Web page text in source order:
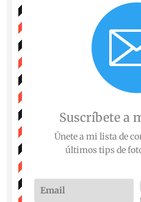
Suscríbete a
Únete a mi lista de
últimos tips de